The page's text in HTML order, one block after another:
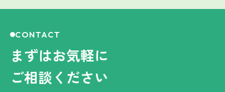
CONTACT
まずはお気軽に
ご相談ください